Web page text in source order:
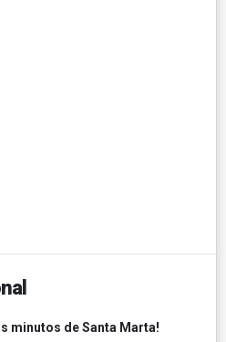
minutos de Santa Marta!